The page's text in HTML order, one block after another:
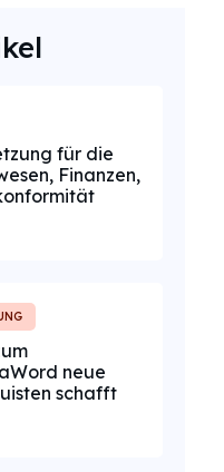
für die
Finanzen,
neue
schafft